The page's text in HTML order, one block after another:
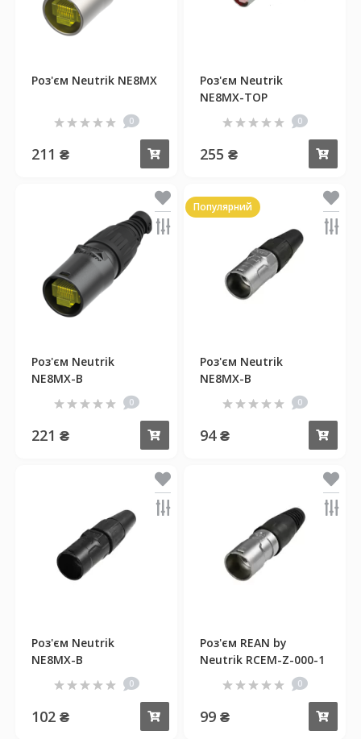
Роз'єм Neutrik NE8MX
0
211 ₴ Купити
Роз'єм Neutrik
NE8MX-TOP
0
255 ₴
Роз'єм Neutrik
NE8MX-B
0
221 ₴ Купити
Популярний
Роз'єм Neutrik
NE8MX-B
0
94 ₴
Роз'єм Neutrik
NE8MX-B
0
102 ₴ Купити
Роз'єм REAN by
Neutrik RCEM-Z-000-1
0
99 ₴